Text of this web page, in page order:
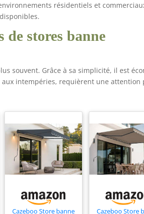
résidentiels et
de stores banne
souvent. Grâce à sa simplicité, il est
aux intempéries, requièrent une
Cazeboo Store banne
Cazeboo Store